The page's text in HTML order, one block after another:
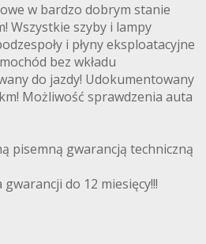
w bardzo dobrym stanie
Wszystkie szyby i lampy
i płyny eksploatacyjne
bez wkładu
do jazdy! Udokumentowany
Możliwość sprawdzenia auta
pisemną gwarancją techniczną
do 12 miesięcy!!!